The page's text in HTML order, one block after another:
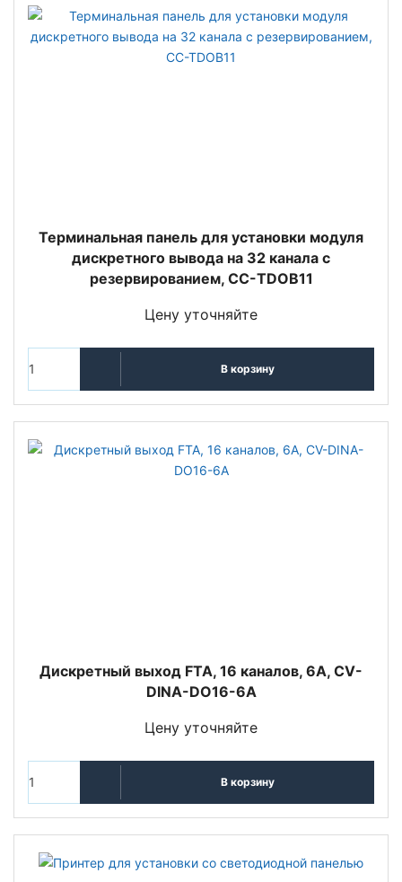
Терминальная панель для установки модуля
дискретного вывода на 32 канала с
резервированием, CC-TDOB11
Цену уточняйте
В корзину
Дискретный выход FTA, 16 каналов, 6A, CV-
DINA-DO16-6A
Цену уточняйте
В корзину